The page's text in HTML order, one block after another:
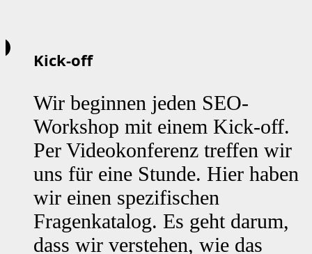
Kick-off
Wir beginnen jeden SEO-
Workshop mit einem Kick-off.
Per Videokonferenz treffen wir
uns für eine Stunde. Hier haben
wir einen spezifischen
Fragenkatalog. Es geht darum,
dass wir verstehen, wie das